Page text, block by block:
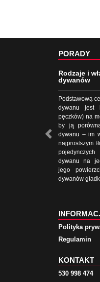
PORADY
Rodzaje i
dywanów
Podstawową
dywanu jest
pęczków) na
by ją
dywanu – im
najprostszym
dywanu na
jego
dywanów
Polityka
Regulamin
KONTAKT
530 998 474